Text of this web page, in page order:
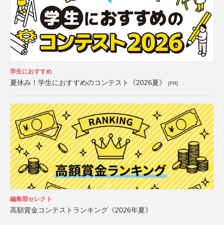
学生におすすめ
夏休み！学生におすすめのコンテスト《2026夏》 [PR]
編集部セレクト
高額賞金コンテストランキング《2026年夏》